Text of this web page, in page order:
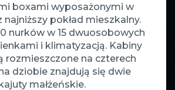
boxami wyposażonymi w
najniższy pokład mieszkalny.
nurków w 15 dwuosobowych
i klimatyzacją. Kabiny
rozmieszczone na czterech
dziobie znajdują się dwie
małżeńskie.